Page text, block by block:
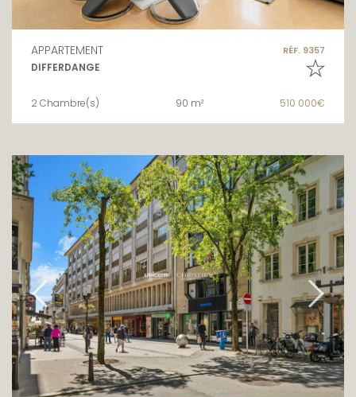
APPARTEMENT RÉF. 9357
DIFFERDANGE
2 Chambre(s) 90 m² 510 000€